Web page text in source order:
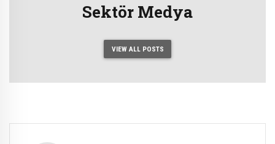
Sektör Medya
VIEW ALL POSTS